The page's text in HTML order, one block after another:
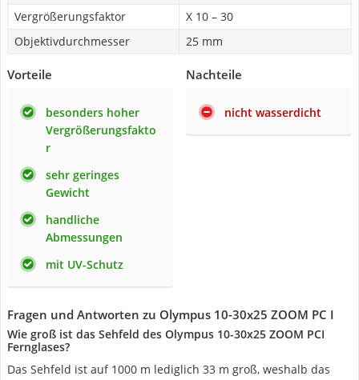
Vergrößerungsfaktor
X 10 – 30
Objektivdurchmesser
25 mm
Vorteile
besonders hoher
Vergrößerungsfakto
r
sehr geringes
Gewicht
handliche
Abmessungen
mit UV-Schutz
Nachteile
nicht wasserdicht
Fragen und Antworten zu Olympus 10-30x25 ZOOM PC I
Wie groß ist das Sehfeld des Olympus 10-30x25 ZOOM PCI
Fernglases?
Das Sehfeld ist auf 1000 m lediglich 33 m groß, weshalb das